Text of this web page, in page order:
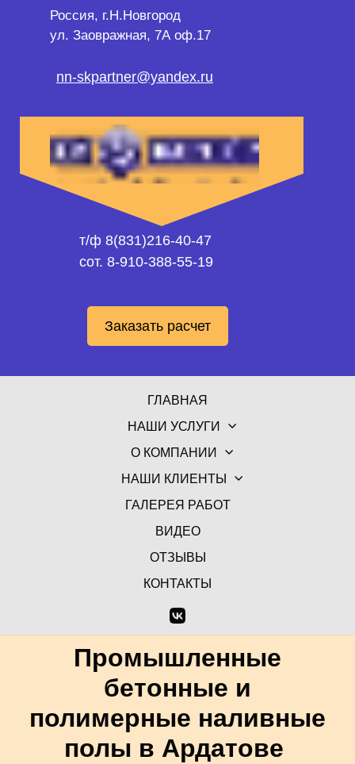
nn-skpartner@yandex.ru
т/ф 8(831)216-40-47
сот. 8-910-388-55-19
Россия, г.Н.Новгород
ул. Заовражная, 7А оф.17
Заказать расчет
ГЛАВНАЯ
НАШИ УСЛУГИ
О КОМПАНИИ
НАШИ КЛИЕНТЫ
ГАЛЕРЕЯ РАБОТ
ВИДЕО
ОТЗЫВЫ
КОНТАКТЫ
Промышленные
бетонные и
полимерные наливные
полы в Ардатове